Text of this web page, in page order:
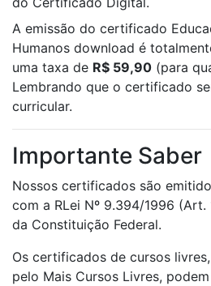
A emissão do certificado
Humanos download é
uma taxa de R$ 59,90 (para
Lembrando que o certificado
curricular.
Importante Saber
Nossos certificados são
com a RLei Nº 9.394/1996
da Constituição Federal.
Os certificados de cursos
pelo Mais Cursos Livres,